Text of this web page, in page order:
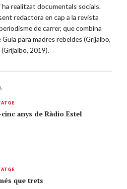
ha realitzat documentals socials.
redactora en cap a la revista
de carrer, que combina
para madres rebeldes (Grijalbo,
2019).
anys de Ràdio Estel
que trets